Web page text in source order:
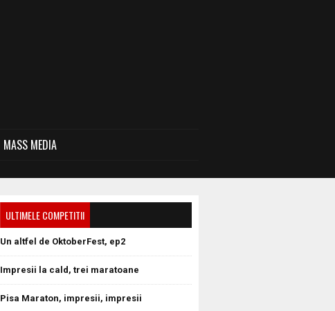
MASS MEDIA
ULTIMELE COMPETITII
Un altfel de OktoberFest, ep2
Impresii la cald, trei maratoane
Pisa Maraton, impresii, impresii